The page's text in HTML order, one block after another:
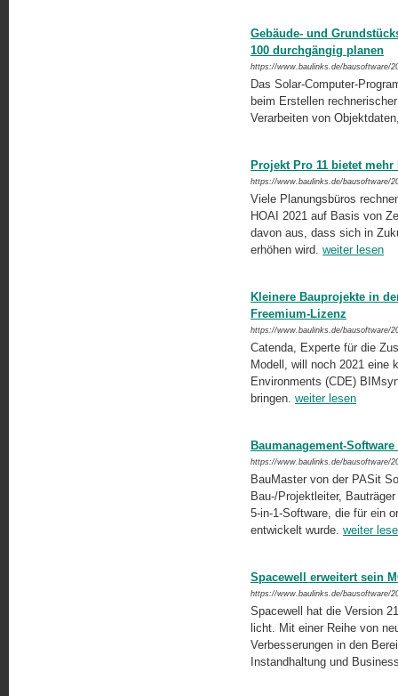
Gebäude- und
100 durchgängig planen
https://www.baulinks.de/bausoftware/
Das Solar-Computer-
beim Erstellen
Verarbeiten von
Projekt Pro 11 bietet
https://www.baulinks.de/bausoftware/
Viele Planungsbüros
HOAI 2021 auf Basis von
davon aus, dass sich in
erhöhen wird. weiter lesen
Kleinere Bauprojekte in
Freemium-Lizenz
https://www.baulinks.de/bausoftware/
Catenda, Experte für die
Modell, will noch 2021 eine
Environments (CDE)
bringen. weiter lesen
Baumanagement-
https://www.baulinks.de/bausoftware/
BauMaster von der PASit
Bau-/Projektleiter,
5-in-1-Software, die für ein
entwickelt wurde. weiter
Spacewell erweitert sein
https://www.baulinks.de/bausoftware/
Spacewell hat die Version
licht. Mit einer Reihe von
Verbesserungen in den
Instandhaltung und